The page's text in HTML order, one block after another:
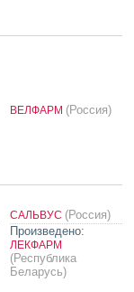
ВЕЛФАРМ (Россия)
САЛЬВУС (Россия)
Произведено:
ЛЕКФАРМ
(Республика
Беларусь)